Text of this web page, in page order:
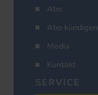
Abo
Abo kündigen
Media
Kontakt
SERVICE